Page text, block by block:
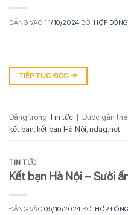
ĐĂNG VÀO 11/10/2024 BỞI HỢP
TIẾP TỤC ĐỌC →
Đăng trong Tin tức | Được gắn thẻ
kết bạn kết bạn Hà Nội ndag.net
TIN TỨC
Kết bạn Hà Nội – Sưởi
ĐĂNG VÀO05/10/2024 BỞI HỢP